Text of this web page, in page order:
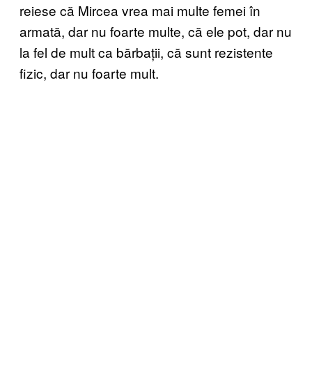
reiese că Mircea vrea mai multe femei în
armată, dar nu foarte multe, că ele pot, dar nu
la fel de mult ca bărbații, că sunt rezistente
fizic, dar nu foarte mult.